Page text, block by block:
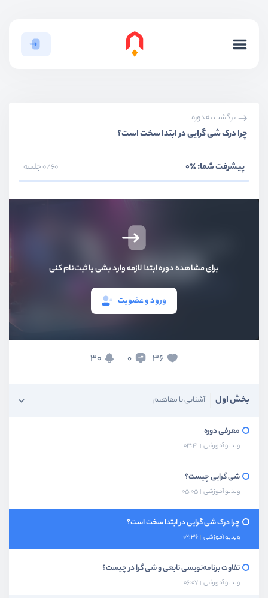
برگشت به دوره
چرا درک شی گرایی در ابتدا سخت است؟
پیشرفت شما:٪0 0/60 جلسه
برای مشاهده دوره ابتدا لازمه وارد بشی یا ثبت‌نام کنی
ورود و عضویت
36
0
30
بخش اول آشنایی با مفاهیم
معرفی دوره
ویدیو آموزشی 03:41
شی گرایی چیست؟
ویدیو آموزشی 05:05
چرا درک شی گرایی در ابتدا سخت است؟
ویدیو آموزشی 02:36
تفاوت برنامه‌نویسی تابعی و شی گرا در چیست؟
ویدیو آموزشی 06:07